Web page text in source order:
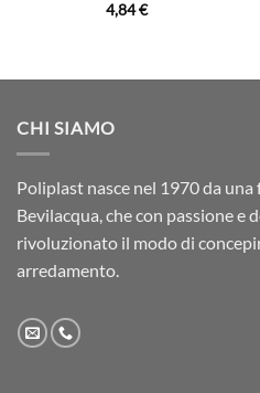
4,84€
CHI SIAMO
Poliplast nasce nel 1970 da
Bevilacqua, che con passione e
rivoluzionato il modo di
arredamento.